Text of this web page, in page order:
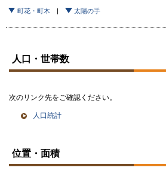
町花・町木 太陽の手
人口・世帯数
次のリンク先をご確認ください。
人口統計
ッ
プ
位置・面積